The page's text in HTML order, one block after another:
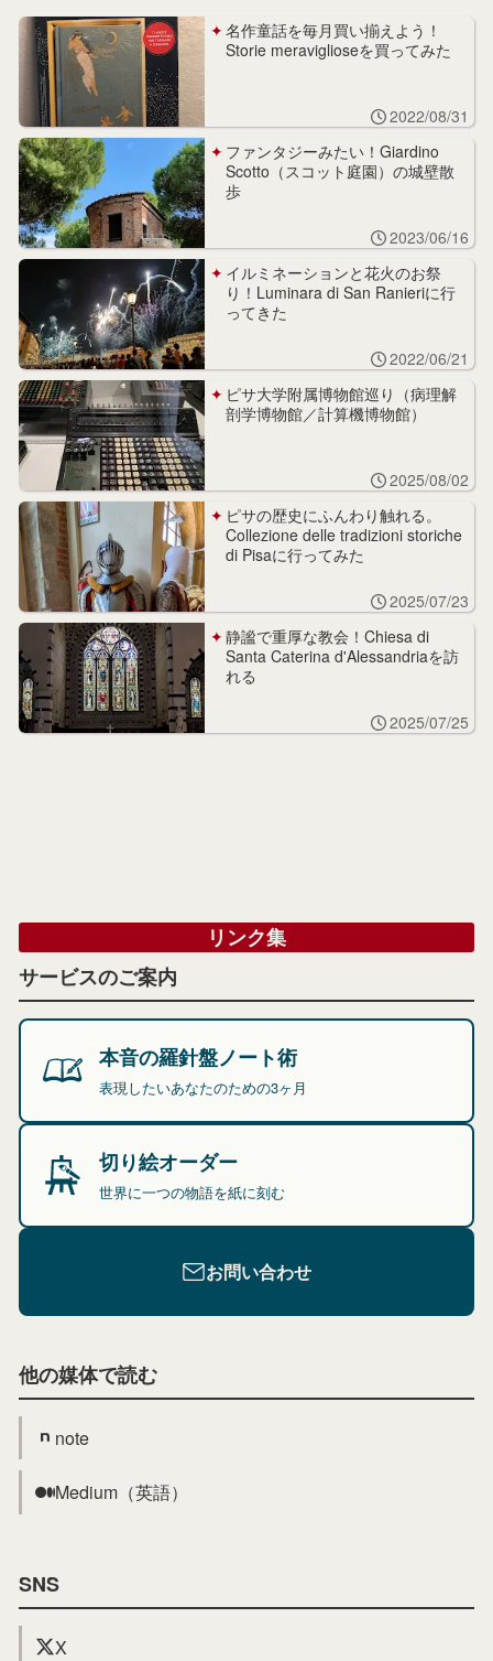
名作童話を毎月買い揃えよう！
Storie meraviglioseを買ってみた
2022/08/31
ファンタジーみたい！Giardino
Scotto（スコット庭園）の城壁散
歩
2023/06/16
イルミネーションと花火のお祭
り！Luminara di San Ranieriに行
ってきた
2022/06/21
ピサ大学附属博物館巡り（病理解
剖学博物館／計算機博物館）
2025/08/02
ピサの歴史にふんわり触れる。
Collezione delle tradizioni storiche
di Pisaに行ってみた
2025/07/23
静謐で重厚な教会！Chiesa di
Santa Caterina d'Alessandriaを訪
れる
2025/07/25
リンク集
サービスのご案内
本音の羅針盤ノート術
表現したいあなたのための3ヶ月
切り絵オーダー
世界に一つの物語を紙に刻む
お問い合わせ
他の媒体で読む
note
Medium（英語）
SNS
X